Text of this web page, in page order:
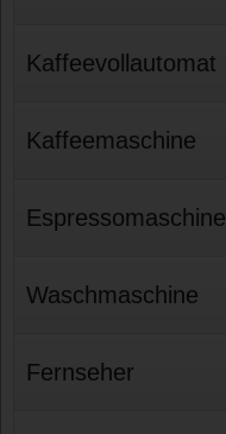
Kaffeevollautomat
Kaffeemaschine
Espressomaschine
Waschmaschine
Fernseher